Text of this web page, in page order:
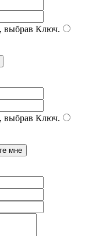
выбрав Ключ.
выбрав Ключ.